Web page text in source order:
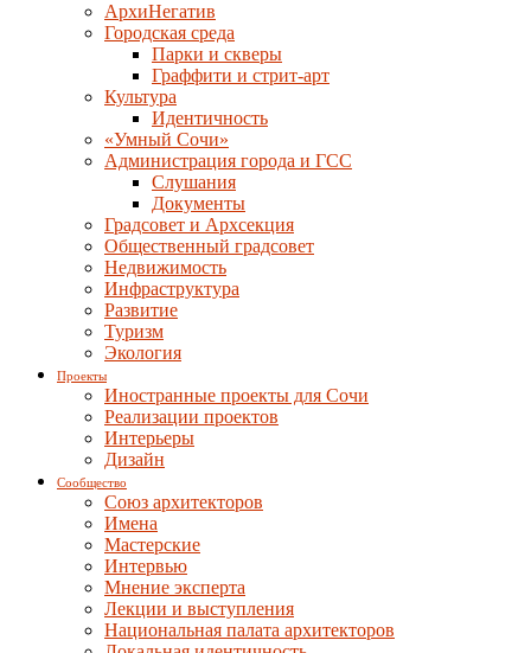
АрхиНегатив
Городская среда
Парки и скверы
Граффити и стрит-арт
Культура
Идентичность
«Умный Сочи»
Администрация города и ГСС
Слушания
Документы
Градсовет и Архсекция
Общественный градсовет
Недвижимость
Инфраструктура
Развитие
Туризм
Экология
Проекты
Иностранные проекты для Сочи
Реализации проектов
Интерьеры
Дизайн
Сообщество
Союз архитекторов
Имена
Мастерские
Интервью
Мнение эксперта
Лекции и выступления
Национальная палата архитекторов